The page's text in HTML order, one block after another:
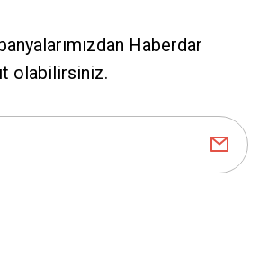
Haberdar
olabilirsiniz.